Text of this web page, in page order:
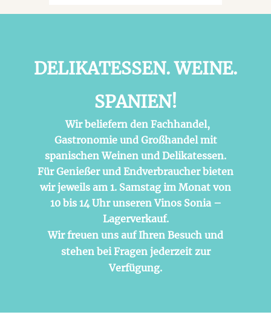
DELIKATESSEN. WEINE.
SPANIEN!
Wir beliefern den Fachhandel,
Gastronomie und Großhandel mit
spanischen Weinen und Delikatessen.
Für Genießer und Endverbraucher bieten
wir jeweils am 1. Samstag im Monat von
10 bis 14 Uhr unseren Vinos Sonia –
Lagerverkauf.
Wir freuen uns auf Ihren Besuch und
stehen bei Fragen jederzeit zur
Verfügung.